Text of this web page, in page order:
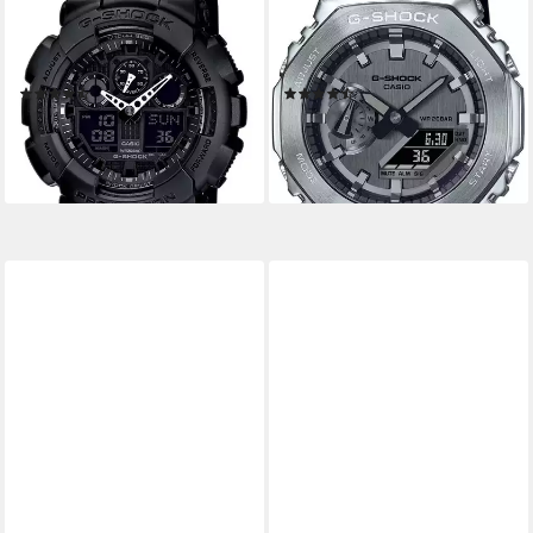
Quarzuhr,Armbanduhr,Herrenuhr,digital,
bis 20 bar
wasserd.Resinarmband
(426)
119,00 €
lieferbar - in 1-2 Werktagen bei dir
+2
bis 20 bar
wasserd.Resinarmband
(51)
199,00 €
lieferbar - in 1-2 Werktagen bei dir
+10